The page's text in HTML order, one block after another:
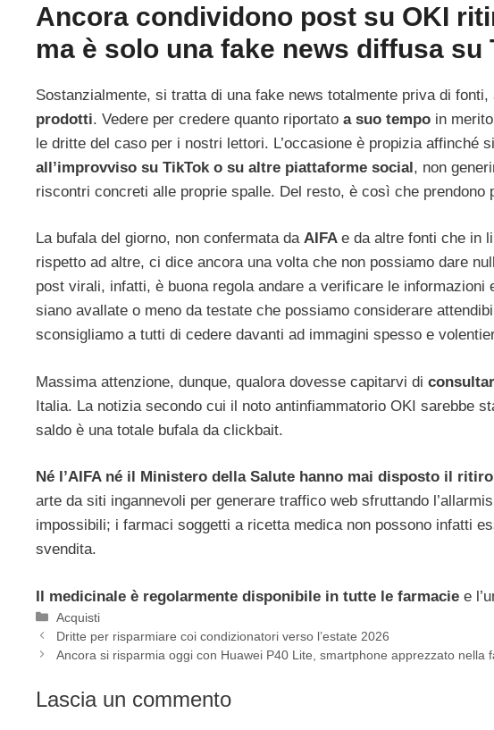
Ancora condividono post su OKI
ma è solo una fake news diffusa su
Sostanzialmente, si tratta di una fake news totalmente priva di
prodotti. Vedere per credere quanto riportato a suo tempo in
le dritte del caso per i nostri lettori. L’occasione è propizia affinché
all’improvviso su TikTok o su altre piattaforme social, non
riscontri concreti alle proprie spalle. Del resto, è così che prendono
La bufala del giorno, non confermata da AIFA e da altre fonti che in
rispetto ad altre, ci dice ancora una volta che non possiamo dare
post virali, infatti, è buona regola andare a verificare le
siano avallate o meno da testate che possiamo considerare
sconsigliamo a tutti di cedere davanti ad immagini spesso e
Massima attenzione, dunque, qualora dovesse capitarvi di
Italia. La notizia secondo cui il noto antinfiammatorio OKI sarebbe
saldo è una totale bufala da clickbait.
Né l’AIFA né il Ministero della Salute hanno mai disposto il
arte da siti ingannevoli per generare traffico web sfruttando
impossibili; i farmaci soggetti a ricetta medica non possono infatti
svendita.
Il medicinale è regolarmente disponibile in tutte le farmacie e
Categorie
Acquisti
Dritte per risparmiare coi condizionatori verso l’estate 2026
Ancora si risparmia oggi con Huawei P40 Lite, smartphone apprezzato nella
Lascia un commento